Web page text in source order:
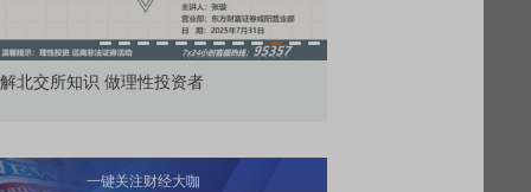
北交所知识 做理性投资者
一键关注财经大咖